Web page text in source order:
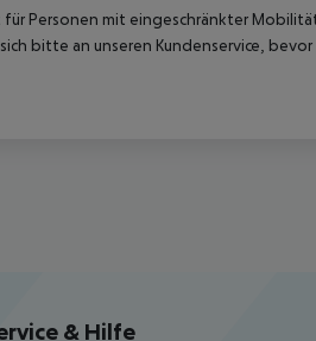
für Personen mit eingeschränkter
bitte an unseren Kundenservice,
& Hilfe